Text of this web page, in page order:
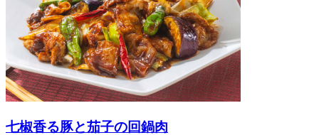
七椒香る豚と茄子の回鍋肉